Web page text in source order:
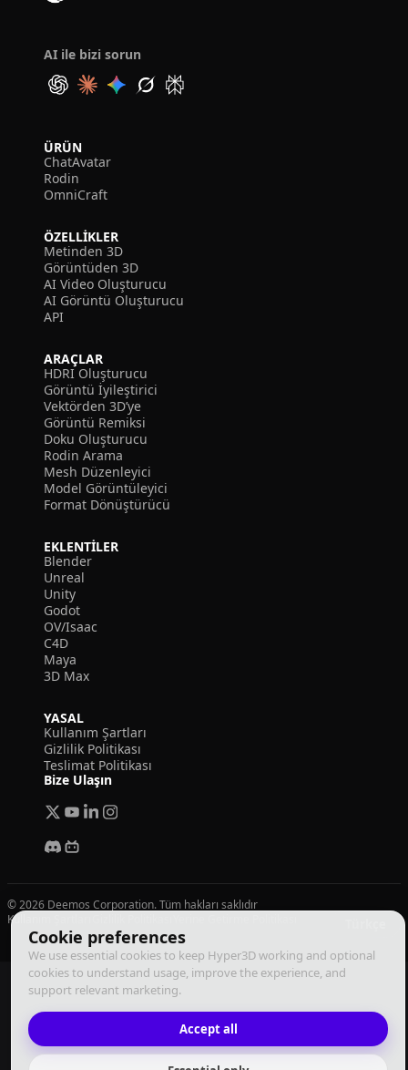
Cookie preferences
We use essential cookies to keep Hyper3D working and optional
cookies to understand usage, improve the experience, and
support relevant marketing.
Accept all
AI ile bizi sorun
ÜRÜN
ChatAvatar
Rodin
OmniCraft
ÖZELLIKLER
Metinden 3D
Görüntüden 3D
AI Video Oluşturucu
AI Görüntü Oluşturucu
API
ARAÇLAR
HDRI Oluşturucu
Görüntü İyileştirici
Vektörden 3D’ye
Görüntü Remiksi
Doku Oluşturucu
Rodin Arama
Mesh Düzenleyici
Model Görüntüleyici
Format Dönüştürücü
EKLENTILER
Blender
Unreal
Unity
Godot
OV/Isaac
C4D
Maya
3D Max
YASAL
Kullanım Şartları
Gizlilik Politikası
Teslimat Politikası
Bize Ulaşın
© 2026 Deemos Corporation. Tüm hakları saklıdır
Kullanım Şartları